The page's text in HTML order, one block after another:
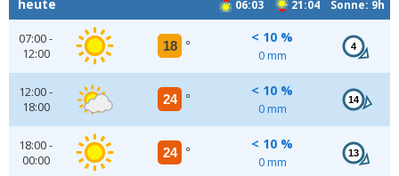
06:03 21:04 Sonne: 9h
heute
07:00 -
12:00
18 °
< 10 %
0 mm
4
12:00 -
18:00
24 °
< 10 %
0 mm
14
18:00 -
00:00
24 °
< 10 %
0 mm
13